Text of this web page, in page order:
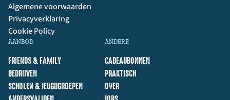
Algemene voorwaarden
Privacyverklaring
Cookie Policy
AANBOD
FRIENDS & FAMILY
BEDRIJVEN
SCHOLEN & JEUGDGROEPEN
ANDERE
CADEAUBONNEN
PRAKTISCH
OVER